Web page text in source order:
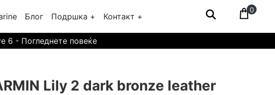
Блог Подршка + Контакт +
0
6 - Погледнете повеќе
Lily 2 dark bronze leather